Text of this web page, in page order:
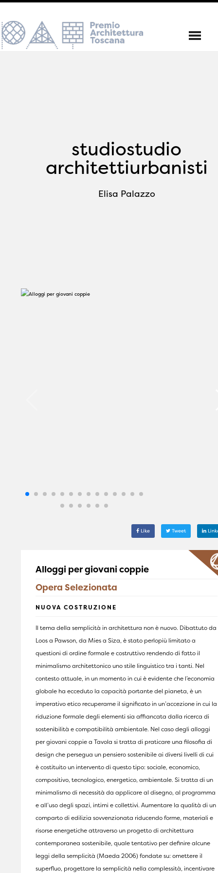
studiostudio
architettiurbanisti
Elisa Palazzo
Like Tweet
Alloggi per giovani coppie
Opera Selezionata
NUOVA COSTRUZIONE
Il tema della semplicità in architettura non è nuovo. Dibattuto da
Loos a Pawson, da Mies a Siza, è stato perlopiù limitato a
questioni di ordine formale e costruttivo rendendo di fatto il
minimalismo architettonico uno stile linguistico tra i tanti. Nel
contesto attuale, in un momento in cui è evidente che l’economia
globale ha ecceduto la capacità portante del pianeta, è un
imperativo etico recuperarne il significato in un’accezione in cui la
riduzione formale degli elementi sia affiancata dalla ricerca di
sostenibilità e compatibilità ambientale. Nel caso degli alloggi
per giovani coppie a Tavola si tratta di praticare una filosofia di
design che persegua un pensiero sostenibile ai diversi livelli di cui
è costituito un intervento di questo tipo: sociale, economico,
compositivo, tecnologico, energetico, ambientale. Si tratta di un
minimalismo di necessità da applicare al disegno, al programma
e all’uso degli spazi, intimi e collettivi. Aumentare la qualità di un
comparto di edilizia sovvenzionata riducendo forme, materiali e
risorse energetiche attraverso un progetto di architettura
contemporanea sostenibile, quale tentativo per definire alcune
leggi della semplicità (Maeda 2006) fondate su: omettere il
superfluo, progettare la semplicità nella complessità, incentivare